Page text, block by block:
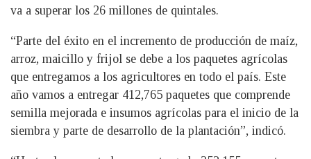
va a superar los 26 millones de quintales.
“Parte del éxito en el incremento de producción de maíz,
arroz, maicillo y frijol se debe a los paquetes agrícolas
que entregamos a los agricultores en todo el país. Este
año vamos a entregar 412,765 paquetes que comprende
semilla mejorada e insumos agrícolas para el inicio de la
siembra y parte de desarrollo de la plantación”, indicó.